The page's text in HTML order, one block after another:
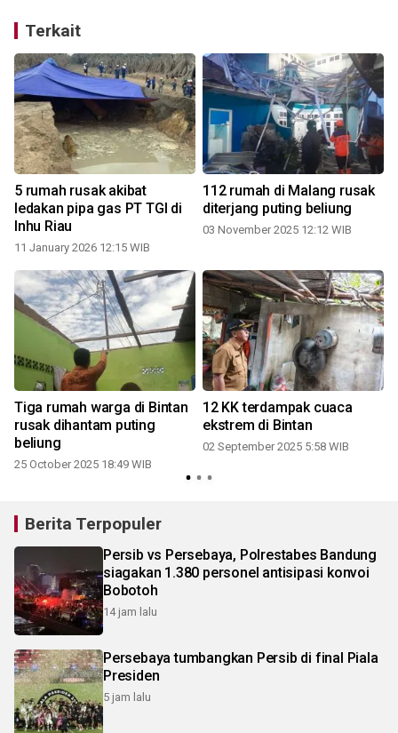
Terkait
5 rumah rusak akibat
ledakan pipa gas PT TGI di
Inhu Riau
11 January 2026 12:15 WIB
112 rumah di Malang rusak
diterjang puting beliung
03 November 2025 12:12 WIB
Tiga rumah warga di Bintan
rusak dihantam puting
beliung
25 October 2025 18:49 WIB
12 KK terdampak cuaca
ekstrem di Bintan
02 September 2025 5:58 WIB
Berita Terpopuler
Persib vs Persebaya, Polrestabes Bandung
siagakan 1.380 personel antisipasi konvoi
Bobotoh
14 jam lalu
Persebaya tumbangkan Persib di final Piala
Presiden
5 jam lalu